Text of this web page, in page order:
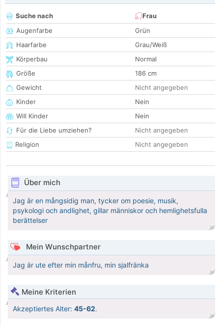
Suche nach
Frau
Augenfarbe
Grün
Haarfarbe
Grau/Weiß
Körperbau
Normal
Größe
186 cm
Gewicht
Nicht angegeben
Kinder
Nein
Will Kinder
Nein
Für die Liebe umziehen?
Nicht angegeben
Religion
Nicht angegeben
Über mich
Jag är en mångsidig man, tycker om poesie, musik,
psykologi och andlighet, gillar människor och hemlighetsfulla
berättelser
Mein Wunschpartner
Jag är ute efter min månfru, min sjalfränka
Meine Kriterien
Akzeptiertes Alter: 45-62.